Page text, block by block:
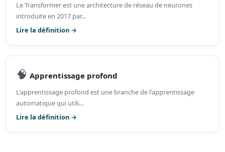
Le Transformer est une architecture de réseau de neurones
introduite en 2017 par...
Lire la définition →
🧠 Apprentissage profond
L'apprentissage profond est une branche de l'apprentissage
automatique qui utili...
Lire la définition →